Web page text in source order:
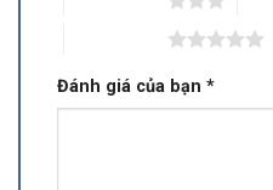
Đánh giá của bạn *